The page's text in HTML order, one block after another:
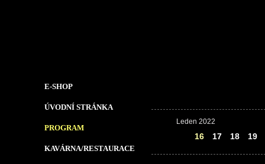
E-SHOP
ÚVODNÍ STRÁNKA
PROGRAM
KAVÁRNA/RESTAURACE
Leden 2022
16 17 18 19